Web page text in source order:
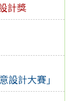
計獎
設計大賽」